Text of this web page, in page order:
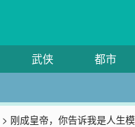
武侠 都市
> 刚成皇帝，你告诉我是人生模